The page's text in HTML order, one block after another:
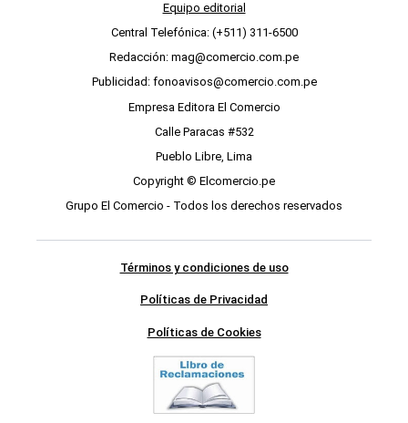
Equipo editorial
Central Telefónica: (+511) 311-6500
Redacción: mag@comercio.com.pe
Publicidad: fonoavisos@comercio.com.pe
Empresa Editora El Comercio
Calle Paracas #532
Pueblo Libre, Lima
Copyright © Elcomercio.pe
Grupo El Comercio - Todos los derechos reservados
Términos y condiciones de uso
Políticas de Privacidad
Políticas de Cookies